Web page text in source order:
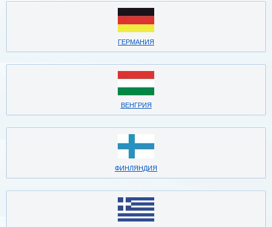
ГЕРМАНИЯ
ВЕНГРИЯ
ФИНЛЯНДИЯ